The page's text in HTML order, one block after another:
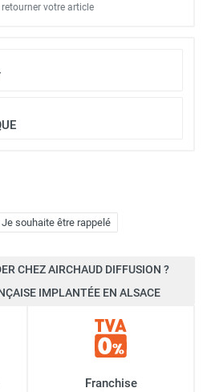
Je souhaite être rappelé
votre article
CHEZ AIRCHAUD DIFFUSION ?
IMPLANTÉE EN ALSACE
Franchise